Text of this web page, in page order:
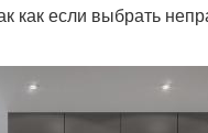
если выбрать